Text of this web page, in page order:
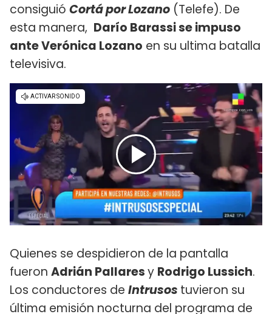
consiguió Cortá por Lozano (Telefe). De
esta manera, Darío Barassi se impuso
ante Verónica Lozano en su ultima batalla
televisiva.
Quienes se despidieron de la pantalla
fueron Adrián Pallaresy Rodrigo Lussich.
Los conductores de Intrusos tuvieron su
última emisión nocturna del programa de